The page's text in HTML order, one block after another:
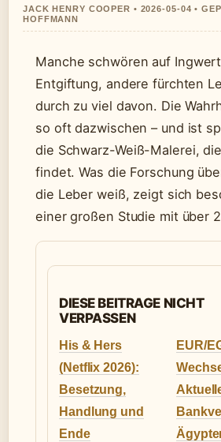
JACK HENRY COOPER • 2026-05-04 •
HOFFMANN
Manche schwören auf
Entgiftung, andere fürchten
durch zu viel davon. Die
so oft dazwischen – und ist
die Schwarz-Weiß-Malerei,
findet. Was die Forschung
die Leber weiß, zeigt sich
einer großen Studie mit über
DIESE BEITRAGE NICHT
VERPASSEN
His & Hers
(Netflix 2026):
Besetzung,
Handlung und
Ende
EUR/